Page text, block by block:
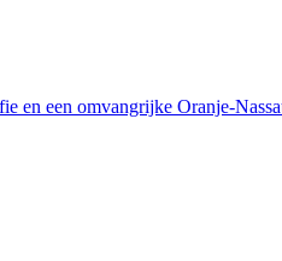
en een omvangrijke Oranje-